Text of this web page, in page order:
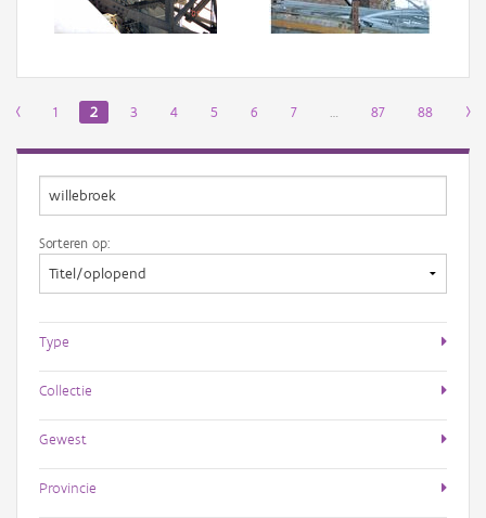
‹ 1 2 3 4 5 6 7 … 87 88 ›
Sorteren op:
Type
Collectie
Gewest
Provincie